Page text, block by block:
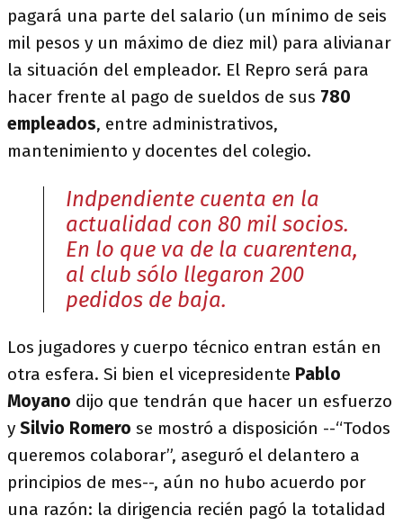
pagará una parte del salario (un mínimo de seis
mil pesos y un máximo de diez mil) para alivianar
la situación del empleador. El Repro será para
hacer frente al pago de sueldos de sus 780
empleados, entre administrativos,
mantenimiento y docentes del colegio.
Indpendiente cuenta en la
actualidad con 80 mil socios.
En lo que va de la cuarentena,
al club sólo llegaron 200
pedidos de baja.
Los jugadores y cuerpo técnico entran están en
otra esfera. Si bien el vicepresidente Pablo
Moyano dijo que tendrán que hacer un esfuerzo
y Silvio Romero se mostró a disposición --“Todos
queremos colaborar”, aseguró el delantero a
principios de mes--, aún no hubo acuerdo por
una razón: la dirigencia recién pagó la totalidad